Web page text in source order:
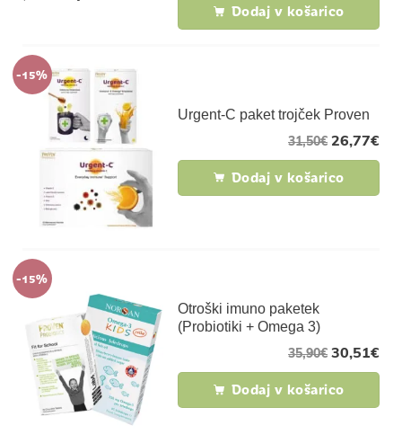
Dodaj v košarico
-15%
Urgent-C paket trojček Proven
26,77€
31,50€
Dodaj v košarico
-15%
Otroški imuno paketek
(Probiotiki + Omega 3)
30,51€
35,90€
Dodaj v košarico